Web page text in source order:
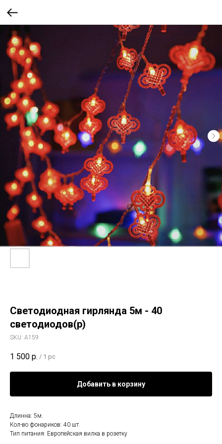
Светодиодная гирлянда 5м - 40
светодиодов(р)
SKU: А159
1 500 р. / 1 pc
Добавить в корзину
Длинна: 5м.
Кол-во фонариков: 40 шт.
Тип питания: Европейская вилка в розетку